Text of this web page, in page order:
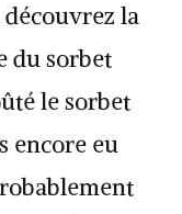
la
du sorbet
le sorbet
encore eu